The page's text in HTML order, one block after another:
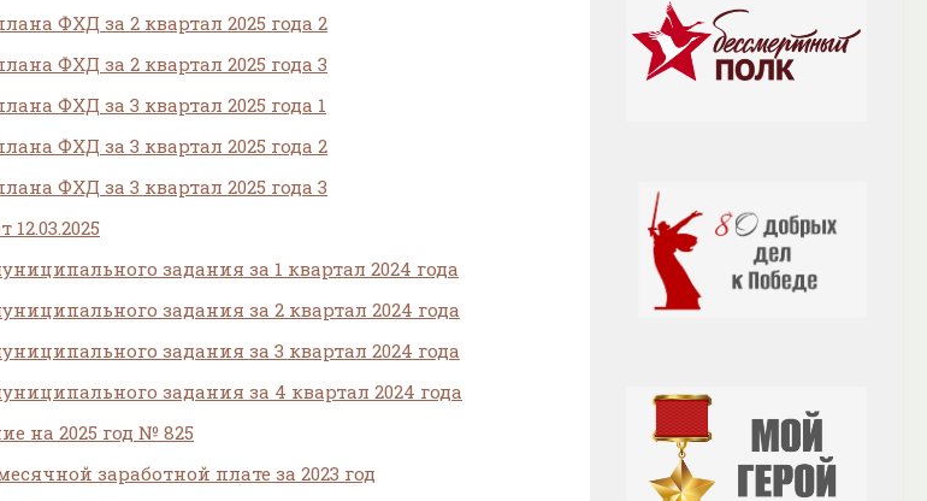
ФХД за 2 квартал 2025 года 2
ФХД за 2 квартал 2025 года 3
ФХД за 3 квартал 2025 года 1
ФХД за 3 квартал 2025 года 2
ФХД за 3 квартал 2025 года 3
задания за 1 квартал 2024 года
задания за 2 квартал 2024 года
задания за 3 квартал 2024 года
задания за 4 квартал 2024 года
на 2025 год № 825
заработной плате за 2023 год